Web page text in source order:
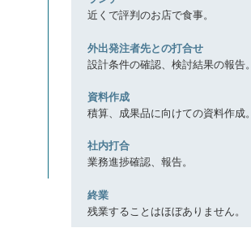
近くで評判のお店で食事。
外出発注者先との打合せ
設計条件の確認、検討結果の報告。
資料作成
積算、成果品に向けての資料作成。
社内打合
業務進捗確認、報告。
17:30
終業
残業することはほぼありません。